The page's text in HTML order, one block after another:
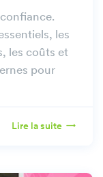
les
les coûts et
pour
Lire la suite